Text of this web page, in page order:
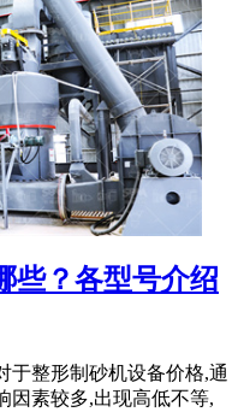
些？各型号介绍
于整形制砂机设备价格,通
因素较多,出现高低不等,